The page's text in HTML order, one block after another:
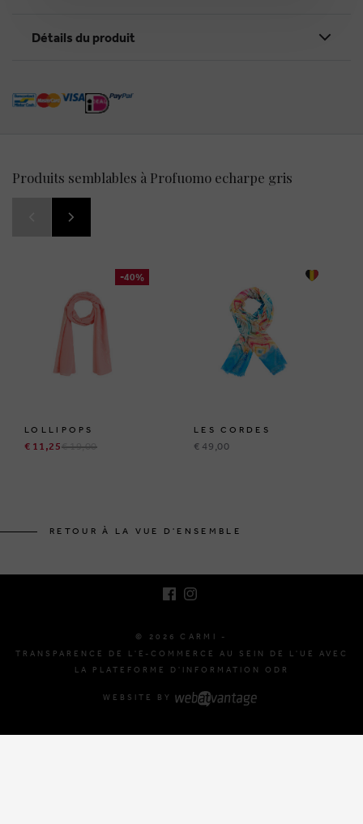
Détails du produit
Produits semblables à Profuomo echarpe gris
-40%
LOLLIPOPS
€ 11,25€ 19,00
LES CORDES
€ 49,00
RETOUR À LA VUE D'ENSEMBLE
© 2026 CARMI -
TRANSPARENCE DE L'E-COMMERCE AU SEIN DE L'UE AVEC
LA PLATEFORME D'INFORMATION ODR
WEBSITE BY